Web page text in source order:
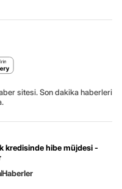
sitesi. Son dakika haberleri
kredisinde hibe müjdesi -
Haberler